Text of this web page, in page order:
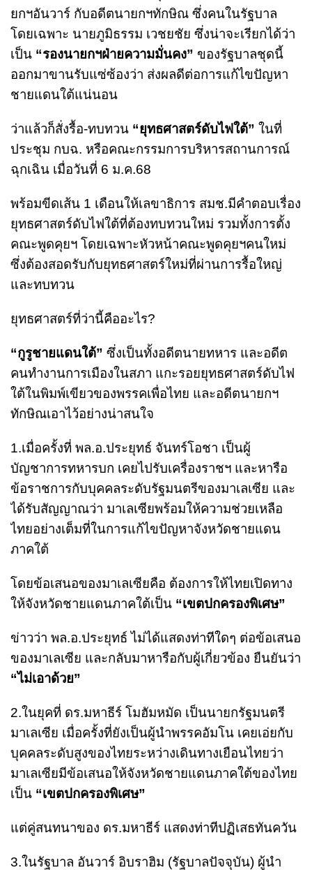
ยกฯอันวาร์ กับอดีตนายกฯทักษิณ ซึ่งคนในรัฐบาล
โดยเฉพาะ นายภูมิธรรม เวชยชัย ซึ่งน่าจะเรียกได้ว่า
เป็น “รองนายกฯฝ่ายความมั่นคง” ของรัฐบาลชุดนี้
ออกมาขานรับแซ่ซ้องว่า ส่งผลดีต่อการแก้ไขปัญหา
ชายแดนใต้แน่นอน
ว่าแล้วก็สั่งรื้อ-ทบทวน “ยุทธศาสตร์ดับไฟใต้” ในที่
ประชุม กบฉ. หรือคณะกรรมการบริหารสถานการณ์
ฉุกเฉิน เมื่อวันที่ 6 ม.ค.68
พร้อมขีดเส้น 1 เดือนให้เลขาธิการ สมช.มีคำตอบเรื่อง
ยุทธศาสตร์ดับไฟใต้ที่ต้องทบทวนใหม่ รวมทั้งการตั้ง
คณะพูดคุยฯ โดยเฉพาะหัวหน้าคณะพูดคุยฯคนใหม่
ซึ่งต้องสอดรับกับยุทธศาสตร์ใหม่ที่ผ่านการรื้อใหญ่
และทบทวน
ยุทธศาสตร์ที่ว่านี้คืออะไร?
“กูรูชายแดนใต้” ซึ่งเป็นทั้งอดีตนายทหาร และอดีต
คนทำงานการเมืองในสภา แกะรอยยุทธศาสตร์ดับไฟ
ใต้ในพิมพ์เขียวของพรรคเพื่อไทย และอดีตนายกฯ
ทักษิณเอาไว้อย่างน่าสนใจ
1.เมื่อครั้งที่ พล.อ.ประยุทธ์ จันทร์โอชา เป็นผู้
บัญชาการทหารบก เคยไปรับเครื่องราชฯ และหารือ
ข้อราชการกับบุคคลระดับรัฐมนตรีของมาเลเซีย และ
ได้รับสัญญาณว่า มาเลเซียพร้อมให้ความช่วยเหลือ
ไทยอย่างเต็มที่ในการแก้ไขปัญหาจังหวัดชายแดน
ภาคใต้
โดยข้อเสนอของมาเลเซียคือ ต้องการให้ไทยเปิดทาง
ให้จังหวัดชายแดนภาคใต้เป็น “เขตปกครองพิเศษ”
ข่าวว่า พล.อ.ประยุทธ์ ไม่ได้แสดงท่าทีใดๆ ต่อข้อเสนอ
ของมาเลเซีย และกลับมาหารือกับผู้เกี่ยวข้อง ยืนยันว่า
“ไม่เอาด้วย”
2.ในยุคที่ ดร.มหาธีร์ โมฮัมหมัด เป็นนายกรัฐมนตรี
มาเลเซีย เมื่อครั้งที่ยังเป็นผู้นำพรรคอัมโน เคยเอ่ยกับ
บุคคลระดับสูงของไทยระหว่างเดินทางเยือนไทยว่า
มาเลเซียมีข้อเสนอให้จังหวัดชายแดนภาคใต้ของไทย
เป็น “เขตปกครองพิเศษ”
แต่คู่สนทนาของ ดร.มหาธีร์ แสดงท่าทีปฏิเสธทันควัน
3.ในรัฐบาล อันวาร์ อิบราฮิม (รัฐบาลปัจจุบัน) ผู้นำ